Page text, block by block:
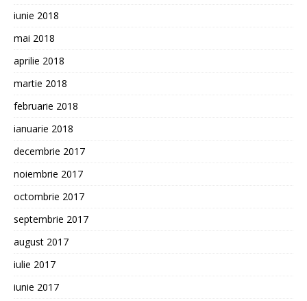
iunie 2018
mai 2018
aprilie 2018
martie 2018
februarie 2018
ianuarie 2018
decembrie 2017
noiembrie 2017
octombrie 2017
septembrie 2017
august 2017
iulie 2017
iunie 2017